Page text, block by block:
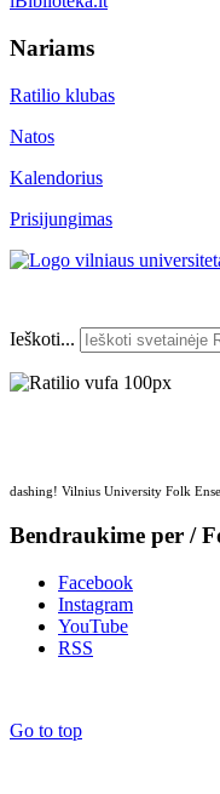
Nariams
Ratilio klubas
Natos
Kalendorius
Prisijungimas
Ieškoti...
dashing! Vilnius University Folk
Bendraukime per /
Facebook
Instagram
YouTube
RSS
Go to top